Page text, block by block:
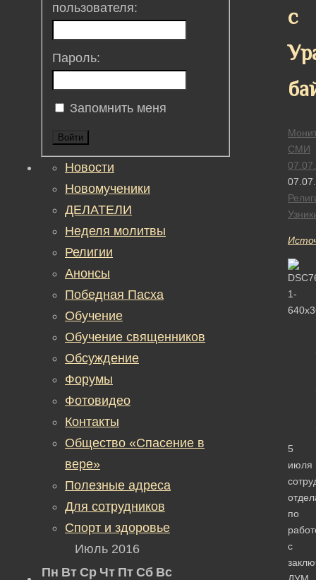
с
СМИ
5
июля
по
с
пользователя:
Пароль:
Запомнить меня
Войти
Новости
Новомученики
ДЕЛАТЕЛИ
Неделя молитвы
Религии
Анонсы
Победная Пасха
Обучение
Обучение священников
Обсуждение
Форумы
Фотовидео
Контакты
Общество «Спасение в
вере»
Полезные адреса
Для сотрудников
Спорт и здоровье
Июль 2016
Пн Вт Ср Чт Пт Сб Вс